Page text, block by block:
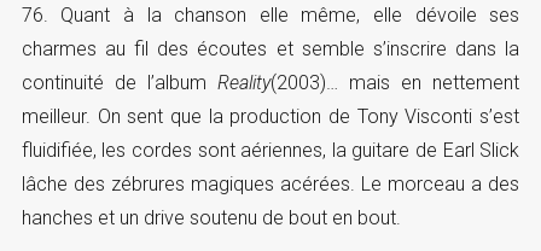
76. Quant à la chanson elle même, elle dévoile ses
charmes au fil des écoutes et semble s’inscrire dans la
continuité de l’album Reality(2003)… mais en nettement
meilleur. On sent que la production de Tony Visconti s’est
fluidifiée, les cordes sont aériennes, la guitare de Earl Slick
lâche des zébrures magiques acérées. Le morceau a des
hanches et un drive soutenu de bout en bout.